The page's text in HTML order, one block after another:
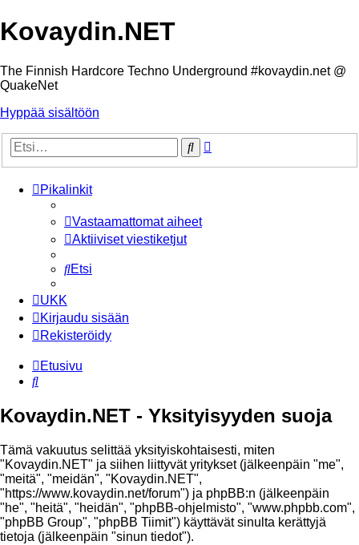
Kovaydin.NET
The Finnish Hardcore Techno Underground #kovaydin.net @
QuakeNet
Hyppää sisältöön
Etsi
Pikalinkit
Vastaamattomat aiheet
Aktiiviset viestiketjut
Etsi
UKK
Kirjaudu sisään
Rekisteröidy
Etusivu
Etsi
Kovaydin.NET - Yksityisyyden suoja
Tämä vakuutus selittää yksityiskohtaisesti, miten
"Kovaydin.NET" ja siihen liittyvät yritykset (jälkeenpäin "me",
"meitä", "meidän", "Kovaydin.NET",
"https://www.kovaydin.net/forum") ja phpBB:n (jälkeenpäin
"he", "heitä", "heidän", "phpBB-ohjelmisto", "www.phpbb.com",
"phpBB Group", "phpBB Tiimit") käyttävät sinulta kerättyjä
tietoja (jälkeenpäin "sinun tiedot").